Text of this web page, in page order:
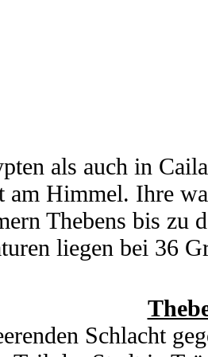
auf dieser
kleiner Tipp: Lasst
ist erlaubt. Es
als auch in
am Himmel. Ihre
Thebens bis zu
liegen bei 36
am 6. und 7. Juli
Monats kühlt ein
Schlacht